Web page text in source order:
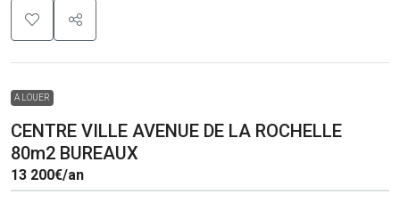
A LOUER
CENTRE VILLE AVENUE DE LA ROCHELLE
80m2 BUREAUX
13 200€/an